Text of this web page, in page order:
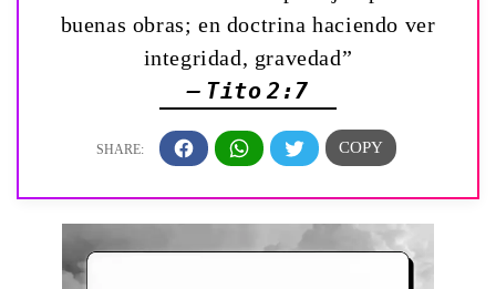
buenas obras; en doctrina haciendo ver
integridad, gravedad”
— Tito 2:7